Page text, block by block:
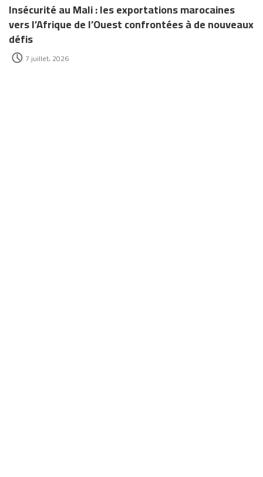
Insécurité au Mali : les exportations marocaines
vers l’Afrique de l’Ouest confrontées à de nouveaux
défis
7 juillet، 2026